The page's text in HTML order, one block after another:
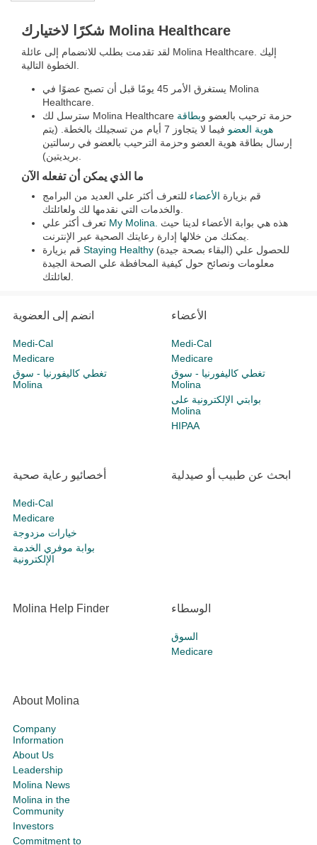
شكرًا لاختيارك Molina Healthcare
لقد تقدمت بطلب للانضمام إلى عائلة Molina Healthcare. إليك
يستغرق الأمر 45 يومًا قبل أن تصبح عضوًا في Molina
Healthcare.
سترسل لك Molina Healthcare حزمة ترحيب بالعضو وبطاقة
هوية العضو
فيما لا يتجاوز 7 أيام من تسجيلك بالخطة. (يتم
إرسال بطاقة هوية العضو وحزمة الترحيب بالعضو في رسالتين
ما الذي يمكن أن تفعله الآن
قم بزيارة الأعضاء للتعرف أكثر علي العديد من البرامج
My Molina.
Staying Healthy (البقاء بصحة جيدة) للحصول علي
معلومات ونصائح حول كيفية المحافظة علي الصحة الجيدة
انضم إلى العضوية
Medi-Cal
Medicare
تغطي كاليفورنيا - سوق
Molina
الأعضاء
Medi-Cal
Medicare
تغطي كاليفورنيا - سوق
Molina
بوابتي الإلكترونية على
Molina
HIPAA
أخصائيو رعاية صحية
Medi-Cal
Medicare
خيارات مزدوجة
بوابة موفري الخدمة
الإلكترونية
ابحث عن طبيب أو صيدلية
Molina Help Finder الوسطاء
السوق
Medicare
About Molina
Company
Information
About Us
Leadership
Molina News
Molina in the
Community
Investors
Commitment to